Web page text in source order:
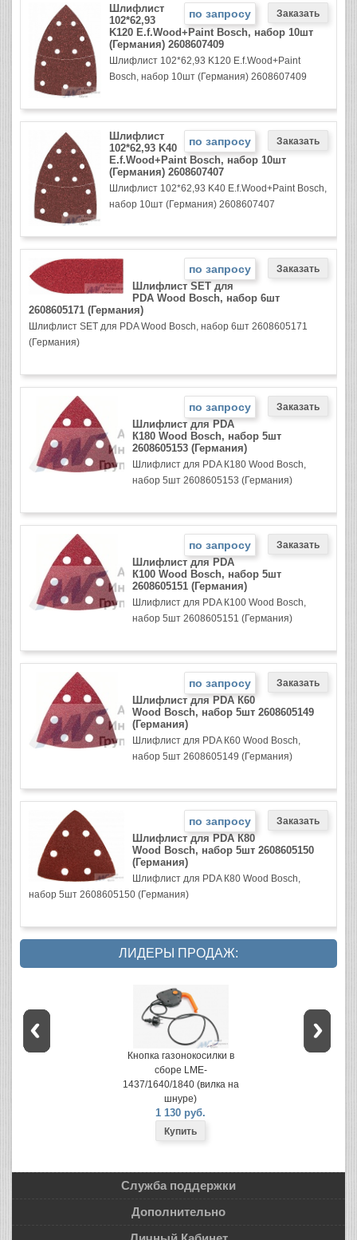
по запросу
Шлифлист
102*62,93
K120 E.f.Wood+Paint Bosch, набор 10шт
(Германия) 2608607409
Шлифлист 102*62,93 K120 E.f.Wood+Paint
Bosch, набор 10шт (Германия) 2608607409
по запросу
Шлифлист
102*62,93 K40
E.f.Wood+Paint Bosch, набор 10шт
(Германия) 2608607407
Шлифлист 102*62,93 K40 E.f.Wood+Paint Bosch,
набор 10шт (Германия) 2608607407
по запросу
Шлифлист SET для
PDA Wood Bosch, набор 6шт
2608605171 (Германия)
Шлифлист SET для PDA Wood Bosch, набор 6шт 2608605171
(Германия)
по запросу
Шлифлист для PDA
К180 Wood Bosch, набор 5шт
2608605153 (Германия)
Шлифлист для PDA К180 Wood Bosch,
набор 5шт 2608605153 (Германия)
по запросу
Шлифлист для PDA
К100 Wood Bosch, набор 5шт
2608605151 (Германия)
Шлифлист для PDA К100 Wood Bosch,
набор 5шт 2608605151 (Германия)
по запросу
Шлифлист для PDA К60
Wood Bosch, набор 5шт 2608605149
(Германия)
Шлифлист для PDA К60 Wood Bosch,
набор 5шт 2608605149 (Германия)
по запросу
Шлифлист для PDA К80
Wood Bosch, набор 5шт 2608605150
(Германия)
Шлифлист для PDA К80 Wood Bosch,
набор 5шт 2608605150 (Германия)
ЛИДЕРЫ ПРОДАЖ:
Кнопка газонокосилки в
сборе LME-
1437/1640/1840 (вилка на
шнуре)
1 130 руб.
Служба поддержки
Дополнительно